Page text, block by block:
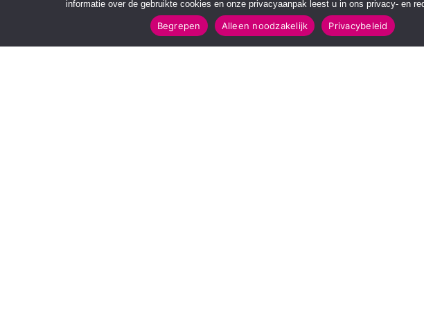
informatie over de gebruikte cookies en onze privacyaanpak leest u in ons privacy- en
Begrepen Alleen noodzakelijk Privacybeleid